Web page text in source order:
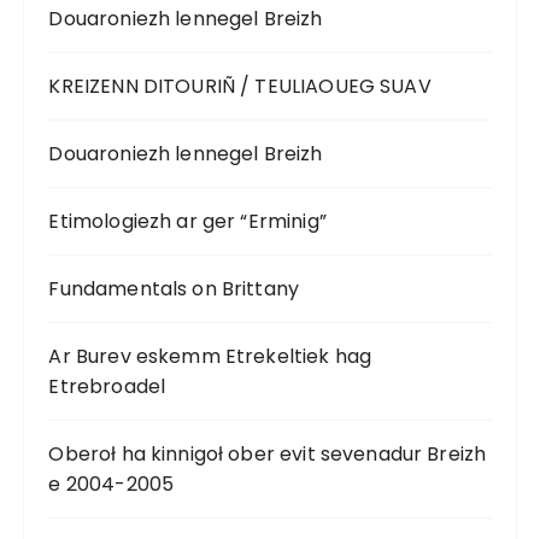
Douaroniezh lennegel Breizh
KREIZENN DITOURIÑ / TEULIAOUEG SUAV
Douaroniezh lennegel Breizh
Etimologiezh ar ger “Erminig”
Fundamentals on Brittany
Ar Burev eskemm Etrekeltiek hag
Etrebroadel
Oberoł ha kinnigoł ober evit sevenadur Breizh
e 2004-2005